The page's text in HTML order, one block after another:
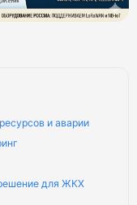
и аварии
для ЖКХ